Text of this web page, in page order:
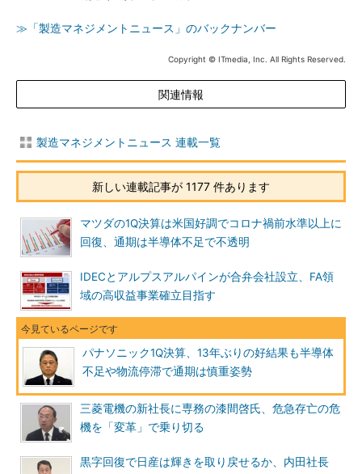
≫「製造マネジメントニュース」のバックナンバー
Copyright © ITmedia, Inc. All Rights Reserved.
関連情報
製造マネジメントニュース 連載一覧
新しい連載記事が 1177 件あります
マツダの1Q決算は米国好調でコロナ禍前水準以上に
回復、通期は半導体不足で不透明
IDECとアルプスアルパインが合弁会社設立、FA領
域の高収益事業確立目指す
パナソニック1Q決算、13年ぶりの好結果も半導体
不足や物流停滞で通期は慎重姿勢
三菱電機の新社長に専務の漆間啓氏、危急存亡の危
機を「変革」で乗り切る
黒字回復で日産は輝きを取り戻せるか、内田社長